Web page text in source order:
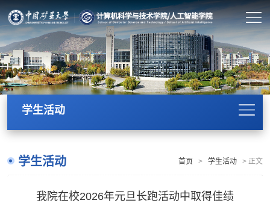
学生活动
学生活动 首页 > 学生活动 >正文
我院在校2026年元旦长跑活动中取得佳绩